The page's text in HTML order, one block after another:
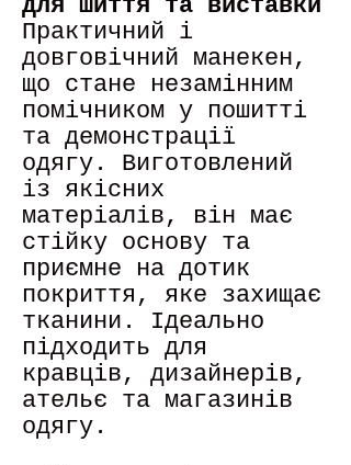
для шиття та виставки
Практичний і
довговічний манекен,
що стане незамінним
помічником у пошитті
та демонстрації
одягу. Виготовлений
із якісних
матеріалів, він має
стійку основу та
приємне на дотик
покриття, яке захищає
тканини. Ідеально
підходить для
кравців, дизайнерів,
ательє та магазинів
одягу.